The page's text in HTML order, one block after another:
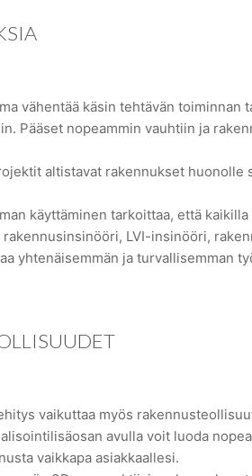
vähentää käsin tehtävän toiminnan
Pääset nopeammin vauhtiin ja
altistavat rakennukset huonolle
käyttäminen tarkoittaa, että
LVI-insinööri,
yhtenäisemmän ja turvallisemman
vaikuttaa myös
avulla voit luoda
vaikkapa asiakkaallesi.